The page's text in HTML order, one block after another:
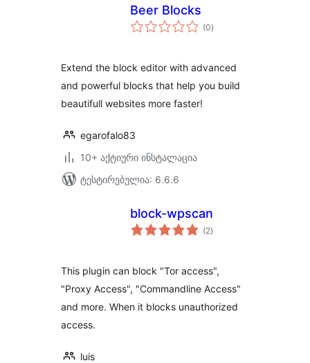
Beer Blocks
(0საერთო
რეიტინგი
)
Extend the block editor with advanced
and powerful blocks that help you build
beautifull websites more faster!
egarofalo83
10+ აქტიური ინსტალაცია
ტესტირებულია: 6.6.6
block-wpscan
(2საერთო
რეიტინგი
)
This plugin can block "Tor access",
"Proxy Access", "Commandline Access"
and more. When it blocks unauthorized
access.
luis